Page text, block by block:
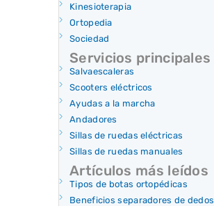
Kinesioterapia
Ortopedia
Sociedad
Servicios principales
Salvaescaleras
Scooters eléctricos
Ayudas a la marcha
Andadores
Sillas de ruedas eléctricas
Sillas de ruedas manuales
Artículos más leídos
Tipos de botas ortopédicas
Beneficios separadores de dedos